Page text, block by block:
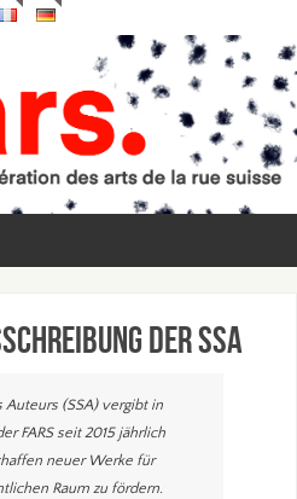
der SSA
Auteurs (SSA) vergibt in
FARS seit 2015 jährlich
neuer Werke für
Raum zu fördern.